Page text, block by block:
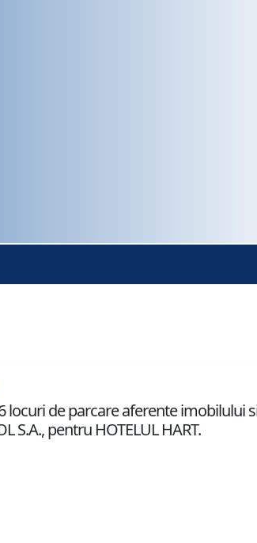
locuri de parcare aferente imobilului
S.A., pentru HOTELUL HART.